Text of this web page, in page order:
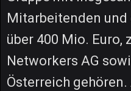
Mitarbeitenden und
über 400 Mio. Euro,
Networkers AG
Österreich gehören.